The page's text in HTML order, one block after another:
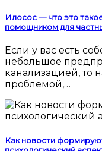
Илосос — что это
помощником для
Если у вас есть собственный дом, дача или даже
небольшое
канализацией, то
проблемой,…
Как новости